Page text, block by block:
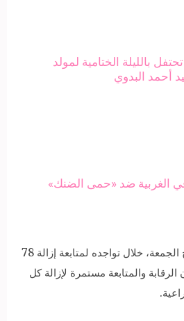
بالليلة الختامية لمولد
أحمد البدوي
الغربية ضد «حمى الضنك»
وأكد المحافظ، في تصريح الجمعة، خلال تواجده لمتابعة إزالة 78
والمتابعة مستمرة لإزالة كل